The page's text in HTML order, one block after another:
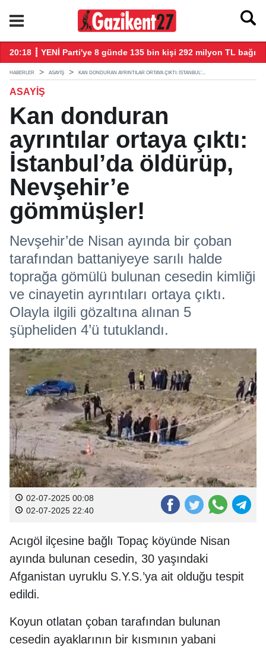
20:18 ┋ YENİ Parti'ye 8 günde 135 bin kişi 292 milyon TL bağış
HABERLER ASAYIŞ KAN DONDURAN AYRINTILAR ORTAYA ÇIKTI: İSTANBUL’...
ASAYIŞ
Kan donduran
ayrıntılar ortaya çıktı:
İstanbul’da öldürüp,
Nevşehir’e
gömmüşler!
Nevşehir’de Nisan ayında bir çoban
tarafından battaniyeye sarılı halde
toprağa gömülü bulunan cesedin kimliği
ve cinayetin ayrıntıları ortaya çıktı.
Olayla ilgili gözaltına alınan 5
şüpheliden 4’ü tutuklandı.
02-07-2025 00:08
02-07-2025 22:40
Acıgöl ilçesine bağlı Topaç köyünde Nisan
ayında bulunan cesedin, 30 yaşındaki
Afganistan uyruklu S.Y.S.’ya ait olduğu tespit
edildi.
Koyun otlatan çoban tarafından bulunan
cesedin ayaklarının bir kısmının yabani